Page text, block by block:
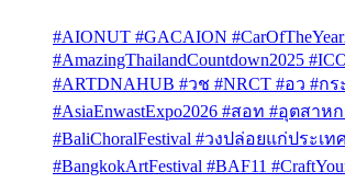
#AIONUT #GACAION
#AmazingThailandCountdown2025
#ARTDNAHUB #วช #NRCT #อว #ก
#AsiaEnwastExpo2026 #สอท #อุตสาห
#BaliChoralFestival #วงปล่อยแก่ประเ
#BangkokArtFestival #BAF11